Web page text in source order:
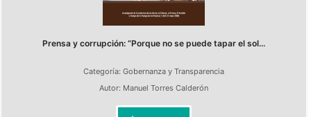
Prensa y corrupción: “Porque no se puede tapar el sol...
Categoría: Gobernanza y Transparencia
Autor: Manuel Torres Calderón